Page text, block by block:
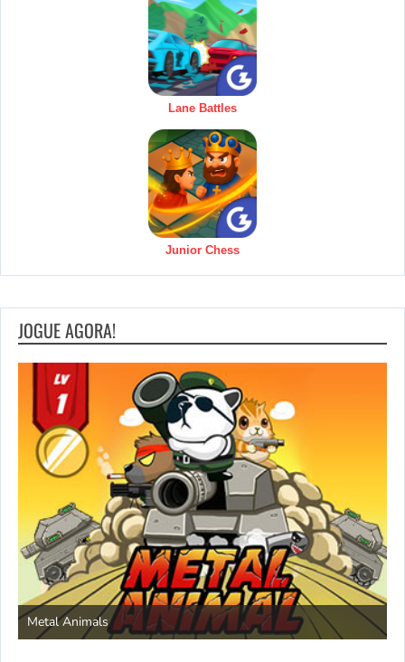
Lane Battles
Junior Chess
JOGUE AGORA!
Metal Animals